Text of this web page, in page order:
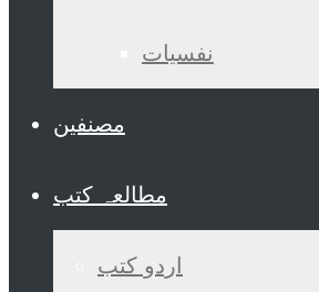
نفسیات
مصنفین
مطالعہ کتب
اردو کتب